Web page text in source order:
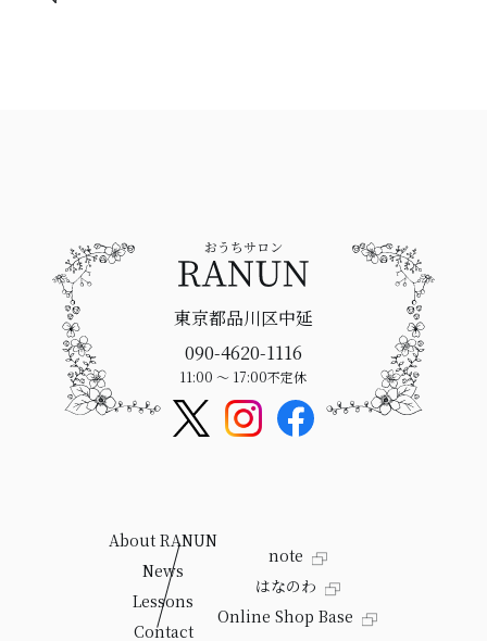
東京都品川区中延
090-4620-1116
11:00 〜 17:00不定休
About RANUN
News
Lessons
Contact
note
はなのわ
Online Shop Base